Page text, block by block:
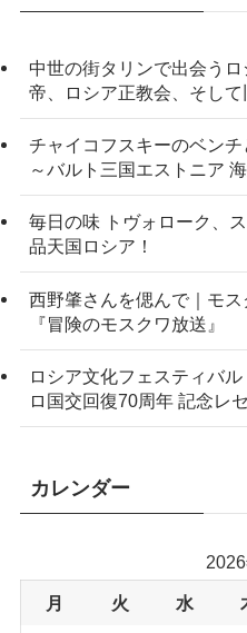
中世の街タリンで出会う
帝、ロシア正教会、そし
チャイコフスキーのベンチ
～バルト三国エストニア
毎日の味 トヴォローク、
品天国ロシア！
西野肇さんを偲んで｜モ
『冒険のモスクワ放送』
ロシア文化フェスティバ
ロ国交回復70周年 記念レ
カレンダー
月 火 水